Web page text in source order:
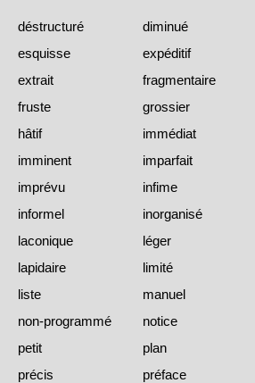
déstructuré
diminué
esquisse
expéditif
extrait
fragmentaire
fruste
grossier
hâtif
immédiat
imminent
imparfait
imprévu
infime
informel
inorganisé
laconique
léger
lapidaire
limité
liste
manuel
non-programmé
notice
petit
plan
précis
préface